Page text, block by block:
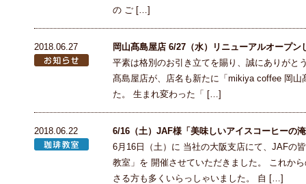
の ご […]
2018.06.27
岡山髙島屋店 6/27（水）リニューアルオープン
平素は格別のお引き立てを賜り、誠にありがと
髙島屋店が、店名も新たに「mikiya coffee 岡
た。 生まれ変わった「 […]
2018.06.22
6/16（土）JAF様「美味しいアイスコーヒーの
6月16日（土）に 当社の大阪支店にて、JAFの
教室」を 開催させていただきました。 これか
さる方も多くいらっしゃいました。 自 […]